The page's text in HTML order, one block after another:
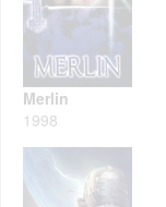
Merlin
1998